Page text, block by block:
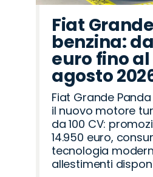
Fiat
benzina:
euro fino al
agosto
Fiat Grande
il nuovo motore
da 100 CV:
14.950 euro,
tecnologia
allestimenti